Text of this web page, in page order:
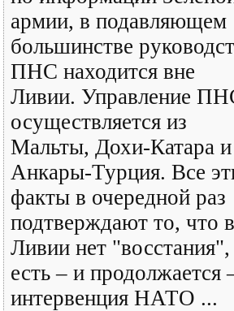
армии, в подавляющем
большинстве
ПНС находится вне
Ливии. Управление
осуществляется из
Мальты, Дохи-Катара и
Анкары-Турция. Все
факты в очередной раз
подтверждают то, что в
Ливии нет "восстания",
есть – и продолжается
интервенция НАТО ...